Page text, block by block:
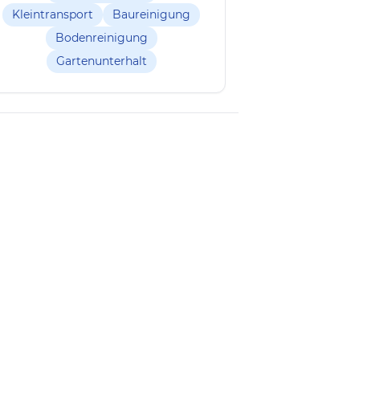
Kleintransport
Baureinigung
Bodenreinigung
Gartenunterhalt